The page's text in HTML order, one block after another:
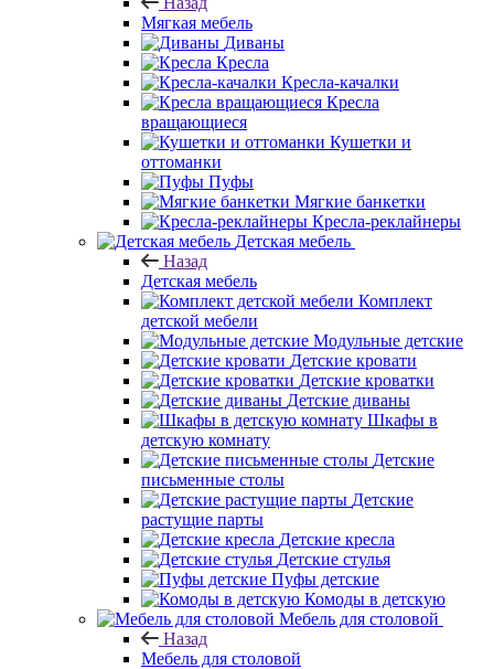
Мягкая мебель
Диваны
Кресла
Кресла-качалки
Кресла
вращающиеся
Кушетки и
оттоманки
Пуфы
Мягкие банкетки
Кресла-реклайнеры
Детская мебель
Назад
Детская мебель
Комплект
детской мебели
Модульные детские
Детские кровати
Детские кроватки
Детские диваны
Шкафы в
детскую комнату
Детские
письменные столы
Детские
растущие парты
Детские кресла
Детские стулья
Пуфы детские
Комоды в детскую
Мебель для столовой
Назад
Мебель для столовой